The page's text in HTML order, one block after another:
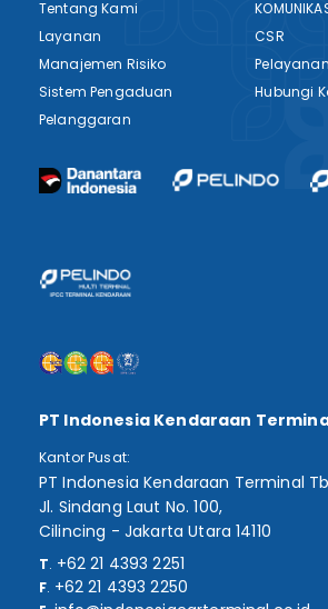
PT Indonesia Kendaraan
Kantor Pusat:
PT Indonesia Kendaraan Terminal
Jl. Sindang Laut No. 100,
Cilincing - Jakarta Utara 14110
T. +62 21 4393 2251
F. +62 21 4393 2250
Tentang Kami
Layanan
Manajemen Risiko
Sistem Pengaduan
Pelanggaran
CSR
Hubungi